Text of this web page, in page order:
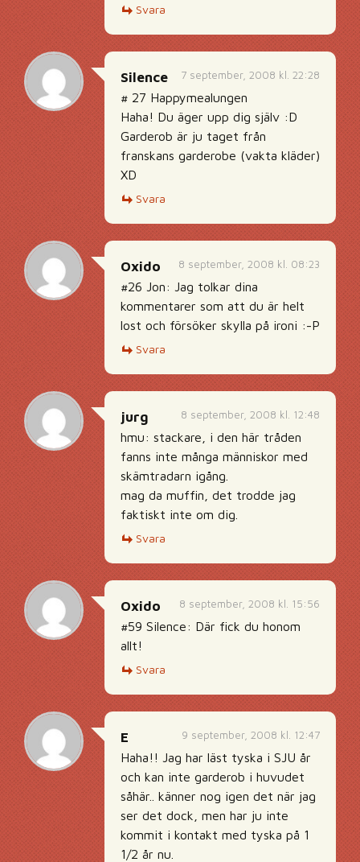
Svara
7 september, 2008 kl. 22:28
Silence
# 27 Happymealungen
Haha! Du äger upp dig själv :D
Garderob är ju taget från
franskans garderobe (vakta kläder)
XD
Svara
8 september, 2008 kl. 08:23
Oxido
#26 Jon: Jag tolkar dina
kommentarer som att du är helt
lost och försöker skylla på ironi :-P
Svara
8 september, 2008 kl. 12:48
jurg
hmu: stackare, i den här tråden
fanns inte många människor med
skämtradarn igång.
mag da muffin, det trodde jag
faktiskt inte om dig.
Svara
8 september, 2008 kl. 15:56
Oxido
#59 Silence: Där fick du honom
allt!
Svara
9 september, 2008 kl. 12:47
E
Haha!! Jag har läst tyska i SJU år
och kan inte garderob i huvudet
såhär.. känner nog igen det när jag
ser det dock, men har ju inte
kommit i kontakt med tyska på 1
1/2 år nu.